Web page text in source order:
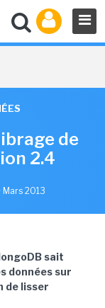
de
2.4
2013
sait
données sur
de lisser